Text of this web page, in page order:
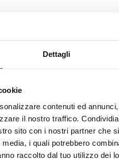
Dettagli
contenuti ed
il nostro traffico.
sito con i nostri partner che
i quali potrebbero
raccolto dal tuo utilizzo dei
negozio per l'acquisto di